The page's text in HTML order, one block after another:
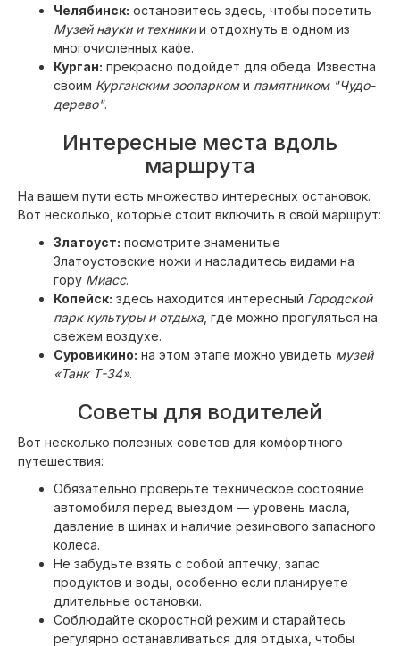
Челябинск: остановитесь здесь, чтобы посетить
Музей науки и техникии отдохнуть в одном из
многочисленных кафе.
Курган: прекрасно подойдет для обеда. Известна
своим Курганским зоопаркоми памятником "Чудо-
дерево".
Интересные места вдоль
маршрута
На вашем пути есть множество интересных остановок.
Вот несколько, которые стоит включить в свой маршрут:
Златоуст: посмотрите знаменитые
Златоустовские ножи и насладитесь видами на
гору Миасс.
Копейск: здесь находится интересный Городской
парк культуры и отдыха, где можно прогуляться на
свежем воздухе.
Суровикино: на этом этапе можно увидеть музей
«Танк Т-34».
Советы для водителей
Вот несколько полезных советов для комфортного
путешествия:
Обязательно проверьте техническое состояние
автомобиля перед выездом — уровень масла,
давление в шинах и наличие резинового запасного
колеса.
Не забудьте взять с собой аптечку, запас
продуктов и воды, особенно если планируете
длительные остановки.
Соблюдайте скоростной режим и старайтесь
регулярно останавливаться для отдыха, чтобы